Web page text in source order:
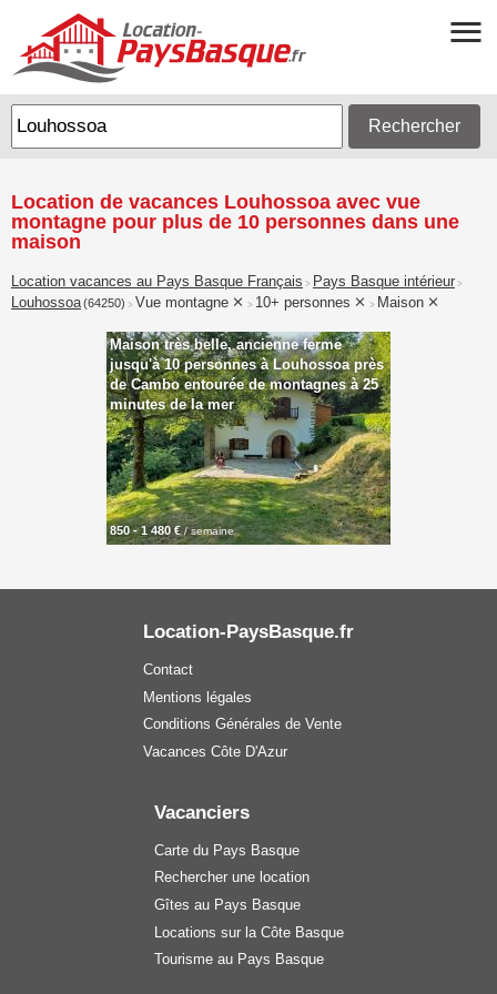
Rechercher
Location de vacances Louhossoa avec vue
montagne pour plus de 10 personnes dans une
maison
Location vacances au Pays Basque Français > Pays Basque intérieur >
Louhossoa(64250) > Vue montagne > 10+ personnes > Maison
Maison très belle, ancienne ferme
jusqu'à 10 personnes à Louhossoa près
de Cambo entourée de montagnes à 25
minutes de la mer
850 - 1 480 €/ semaine
Location-PaysBasque.fr
Contact
Mentions légales
Conditions Générales de Vente
Vacances Côte D'Azur
Vacanciers
Carte du Pays Basque
Rechercher une location
Gîtes au Pays Basque
Locations sur la Côte Basque
Tourisme au Pays Basque